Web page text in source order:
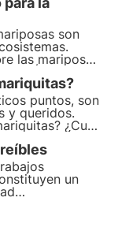
humano.
a proteger la
son
las mariposas
Únete a
puntos, son
y queridos.
¿Cuál
el apoyo de
frecuentes
un
son rojas